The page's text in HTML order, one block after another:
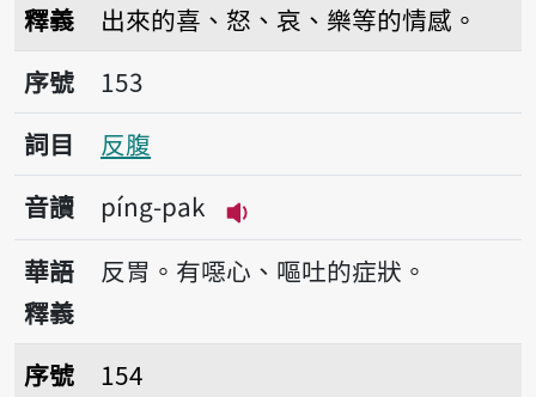
釋義
出來的喜、怒、哀、樂等的情感。
序號153反腹
序號
153
詞目
反腹
音讀
píng-pak
播放音讀píng-pak
華語
釋義
反胃。有噁心、嘔吐的症狀。
序號154反白睚
序號
154